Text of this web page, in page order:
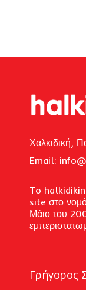
Χαλκιδική,
Email: i
To
site στο
Μάιο του
Γρήγορος